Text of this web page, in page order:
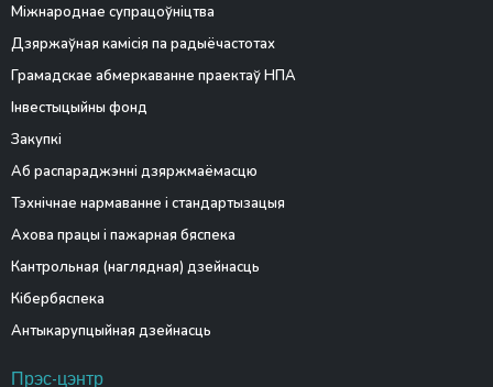
Міжнароднае супрацоўніцтва
Дзяржаўная камісія па радыёчастотах
Грамадскае абмеркаванне праектаў НПА
Інвестыцыйны фонд
Закупкі
Аб распараджэнні дзяржмаёмасцю
Тэхнічнае нармаванне і стандартызацыя
Ахова працы і пажарная бяспека
Кантрольная (наглядная) дзейнасць
Кібербяспека
Антыкарупцыйная дзейнасць
Прэс-цэнтр